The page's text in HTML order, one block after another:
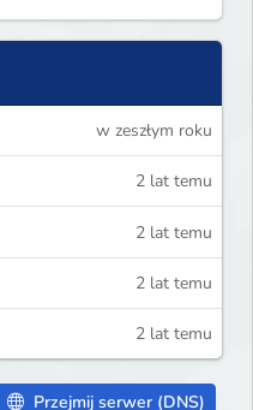
w zeszłym roku
2 lat temu
2 lat temu
2 lat temu
2 lat temu
Przejmij serwer (DNS)